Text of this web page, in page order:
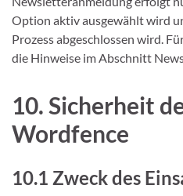
Option aktiv ausgewählt wird
Prozess abgeschlossen wird.
die Hinweise im Abschnitt
10. Sicherheit
Wordfence
10.1 Zweck des